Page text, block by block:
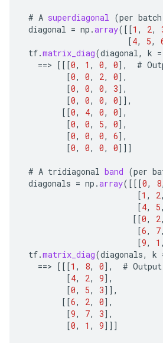
# A superdiagonal (per batch
diagonal = np .array( [[1 , 2,
[4, 5,
tf.matrix_diag(diagonal, k =
==> [[[0, 1 , 0, 0] , #
[0, 0, 2, 0] ,
[0, 0, 0, 3] ,
[0, 0, 0, 0]] ,
[[0, 4, 0, 0] ,
[0, 0, 5, 0] ,
[0, 0, 0, 6] ,
[0, 0, 0, 0]]]
# A tridiagonal band (per
diagonals = np .array( [[[0, 8,
[1 , 2,
[4, 5,
[[0, 2,
[6, 7,
[9, 1 ,
tf.matrix_diag(diagonals, k
==> [[[1 , 8, 0] , # Output
[4, 2, 9] ,
[0, 5, 3]] ,
[[6, 2, 0] ,
[9, 7, 3] ,
[0, 1 , 9]]]